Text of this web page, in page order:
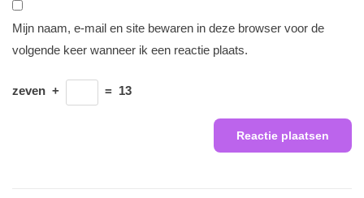
Mijn naam, e-mail en site bewaren in deze browser voor de
volgende keer wanneer ik een reactie plaats.
zeven + = 13